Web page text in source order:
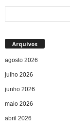
Arquivos
agosto 2026
julho 2026
junho 2026
maio 2026
abril 2026